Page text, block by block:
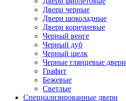
Двери черные
Двери шоколадные
Двери коричневые
Черный венге
Черный дуб
Черный шелк
Черные глянцевые двери
Графит
Бежевые
Светлые
Специализированные двери